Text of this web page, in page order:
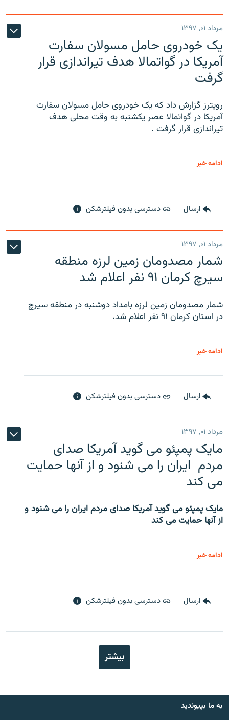
مرداد ۰۱, ۱۳۹۷
یک خودروی حامل مسولان سفارت
آمریکا در گواتمالا هدف تیراندازی قرار
گرفت
رویترز گزارش داد که یک خودروی حامل مسولان سفارت
آمریکا در گواتمالا عصر یکشنبه به وقت محلی هدف
تیراندازی قرار گرفت .
ادامه خبر
ارسال دسترسی بدون فیلترشکن
مرداد ۰۱, ۱۳۹۷
شمار مصدومان زمین لرزه منطقه
سیرچ کرمان ۹۱ نفر اعلام شد
شمار مصدومان زمین لرزه بامداد دوشنبه در منطقه سیرچ
در استان کرمان ۹۱ نفر اعلام شد.
ادامه خبر
ارسال دسترسی بدون فیلترشکن
مرداد ۰۱, ۱۳۹۷
مایک پمپئو می گوید آمریکا صدای
مردم ایران را می شنود و از آنها حمایت
می کند
مایک پمپئو می گوید آمریکا صدای مردم ایران را می شنود و
از آنها حمایت می کند
ادامه خبر
ارسال دسترسی بدون فیلترشکن
بیشتر
به ما بپیوندید